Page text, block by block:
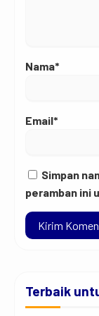
Nama*
Email*
Simpan
peramban ini
Terbaik